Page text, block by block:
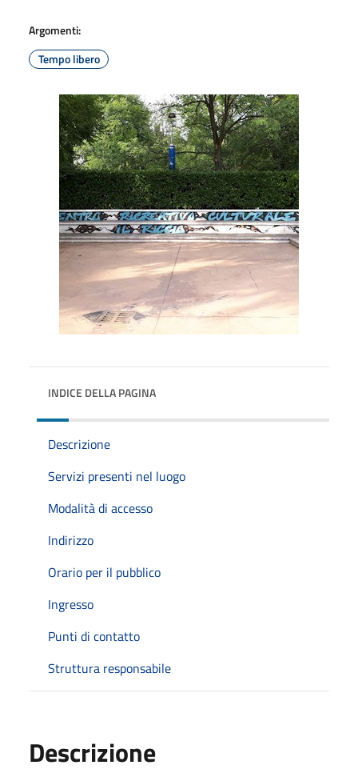
Argomenti:
Tempo libero
INDICE DELLA PAGINA
Descrizione
Servizi presenti nel luogo
Modalità di accesso
Indirizzo
Orario per il pubblico
Ingresso
Punti di contatto
Struttura responsabile
Descrizione